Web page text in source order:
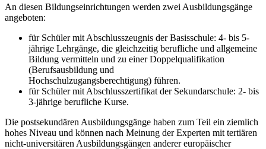
An diesen Bildungseinrichtungen werden zwei Ausbildungsgänge
angeboten:
für Schüler mit Abschlusszeugnis der Basisschule: 4- bis 5-
jährige Lehrgänge, die gleichzeitig berufliche und allgemeine
Bildung vermitteln und zu einer Doppelqualifikation
(Berufsausbildung und
Hochschulzugangsberechtigung) führen.
für Schüler mit Abschlusszertifikat der Sekundarschule: 2- bis
3-jährige berufliche Kurse.
Die postsekundären Ausbildungsgänge haben zum Teil ein ziemlich
hohes Niveau und können nach Meinung der Experten mit tertiären
nicht-universitären Ausbildungsgängen anderer europäischer